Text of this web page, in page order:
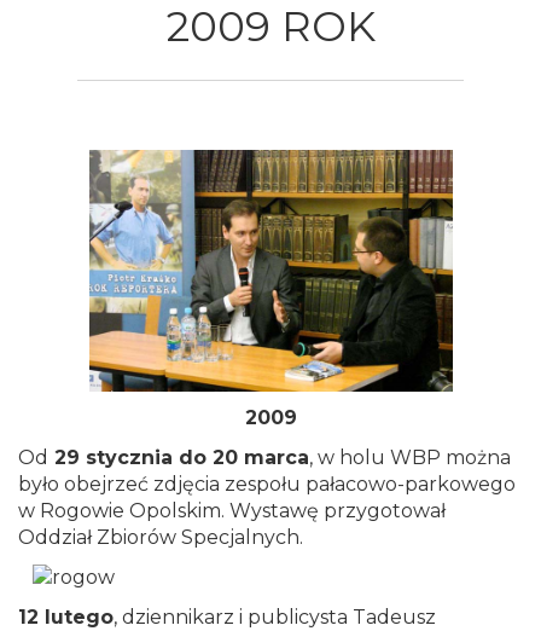
2009 ROK
2009
Od 29 stycznia do 20 marca, w holu WBP można
było obejrzeć zdjęcia zespołu pałacowo-parkowego
w Rogowie Opolskim. Wystawę przygotował
Oddział Zbiorów Specjalnych.
12 lutego, dziennikarz i publicysta Tadeusz